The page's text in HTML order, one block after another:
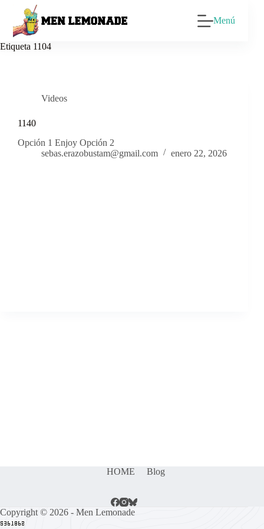
contenido
Menú
Etiqueta 1104
Videos
1140
Opción 1 Enjoy Opción 2
sebas.erazobustam@gmail.com
enero 22, 2026
HOME Blog
Copyright © 2026 - Men Lemonade